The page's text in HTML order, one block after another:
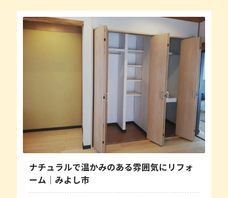
ナチュラルで温かみのある雰囲気にリフォ
ーム｜みよし市